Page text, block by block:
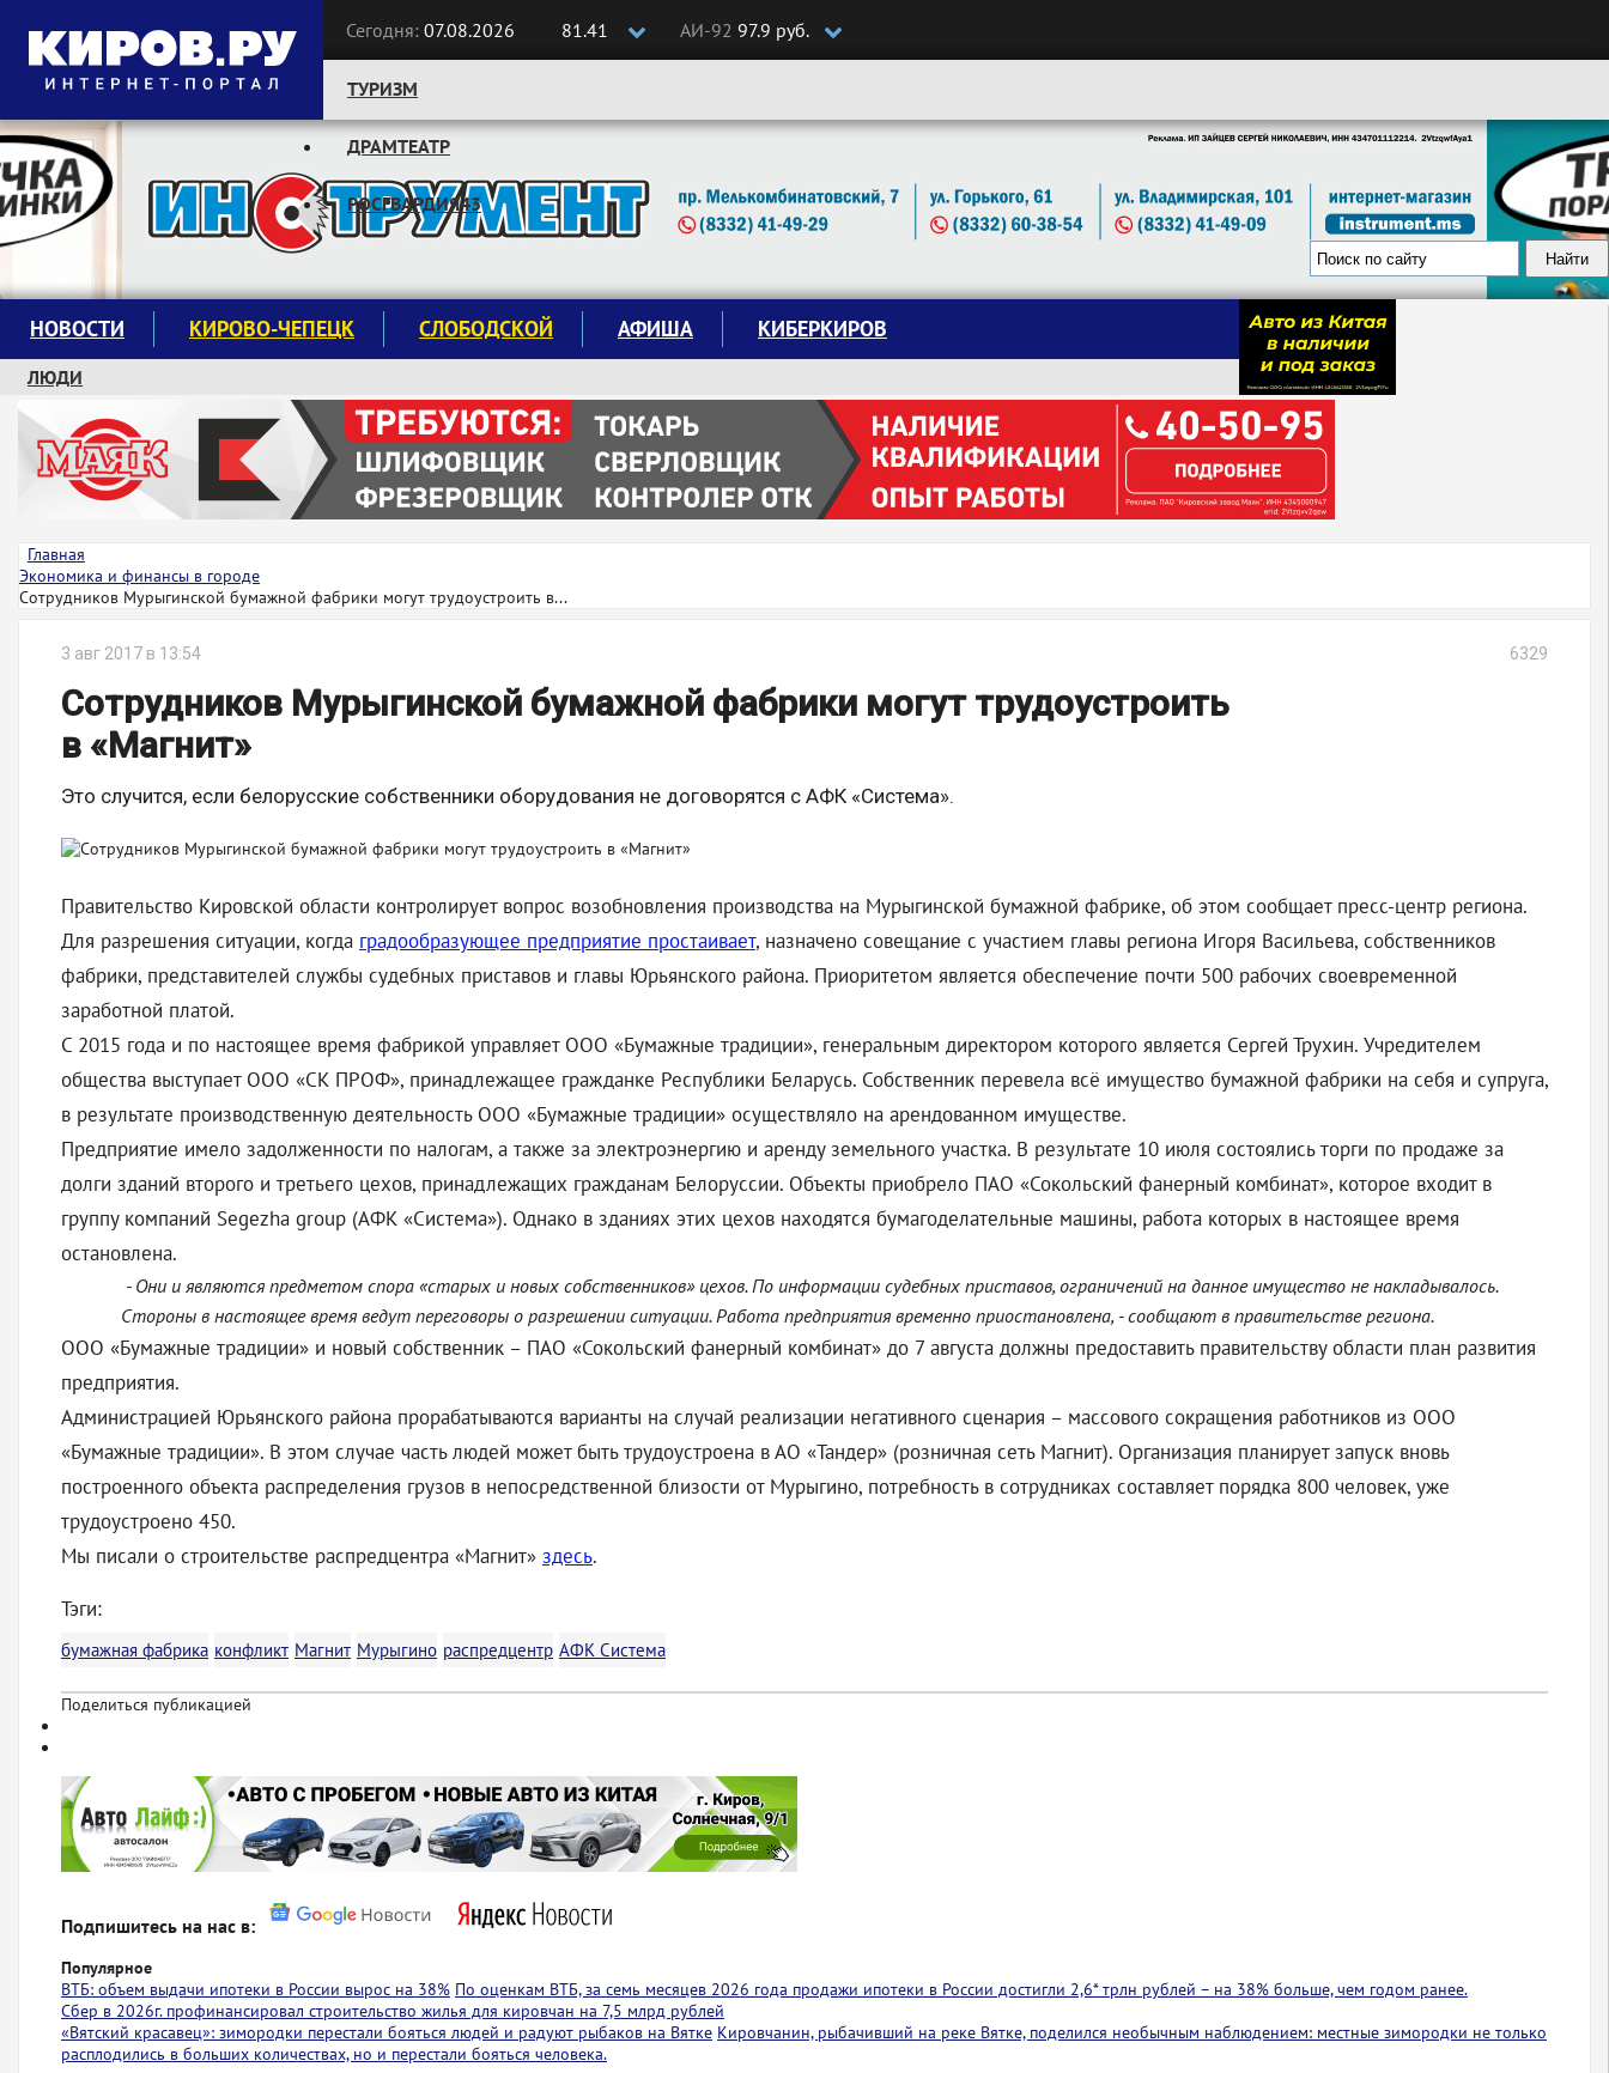
Сегодня: 07.08.2026 81.41 АИ-92 97.9 руб.
Следите за новостями:
ТУРИЗМ
ДРАМТЕАТР
РОСГВАРДИЯ43
НОВОСТИ КИРОВО-ЧЕПЕЦК СЛОБОДСКОЙ АФИША КИБЕРКИРОВ
ЛЮДИ
КРУЖКИ И СЕКЦИИ
ЗАВОДУ "МАЯК" 85 ЛЕТ
ЭКОЛОГИЯ
Главная
Экономика и финансы в городе
Сотрудников Мурыгинской бумажной фабрики могут трудоустроить в...
3 авг 2017 в 13:54 6329
Сотрудников Мурыгинской бумажной фабрики могут трудоустроить
в «Магнит»
Это случится, если белорусские собственники оборудования не договорятся с АФК «Система».
Правительство Кировской области контролирует вопрос возобновления производства на Мурыгинской бумажной фабрике, об этом сообщает пресс-центр региона.
Для разрешения ситуации, когда градообразующее предприятие простаивает, назначено совещание с участием главы региона Игоря Васильева, собственников
фабрики, представителей службы судебных приставов и главы Юрьянского района. Приоритетом является обеспечение почти 500 рабочих своевременной
заработной платой.
С 2015 года и по настоящее время фабрикой управляет ООО «Бумажные традиции», генеральным директором которого является Сергей Трухин. Учредителем
общества выступает ООО «СК ПРОФ», принадлежащее гражданке Республики Беларусь. Собственник перевела всё имущество бумажной фабрики на себя и супруга,
в результате производственную деятельность ООО «Бумажные традиции» осуществляло на арендованном имуществе.
Предприятие имело задолженности по налогам, а также за электроэнергию и аренду земельного участка. В результате 10 июля состоялись торги по продаже за
долги зданий второго и третьего цехов, принадлежащих гражданам Белоруссии. Объекты приобрело ПАО «Сокольский фанерный комбинат», которое входит в
группу компаний Segezha group (АФК «Система»). Однако в зданиях этих цехов находятся бумагоделательные машины, работа которых в настоящее время
остановлена.
- Они и являются предметом спора «старых и новых собственников» цехов. По информации судебных приставов, ограничений на данное имущество не накладывалось.
Стороны в настоящее время ведут переговоры о разрешении ситуации. Работа предприятия временно приостановлена, - сообщают в правительстве региона.
ООО «Бумажные традиции» и новый собственник – ПАО «Сокольский фанерный комбинат» до 7 августа должны предоставить правительству области план развития
предприятия.
Администрацией Юрьянского района прорабатываются варианты на случай реализации негативного сценария – массового сокращения работников из ООО
«Бумажные традиции». В этом случае часть людей может быть трудоустроена в АО «Тандер» (розничная сеть Магнит). Организация планирует запуск вновь
построенного объекта распределения грузов в непосредственной близости от Мурыгино, потребность в сотрудниках составляет порядка 800 человек, уже
трудоустроено 450.
Мы писали о строительстве распредцентра «Магнит» здесь.
Тэги:
бумажная фабрика конфликт Магнит Мурыгино распредцентр АФК Система
Поделиться публикацией
Подпишитесь на нас в:
Популярное
ВТБ: объем выдачи ипотеки в России вырос на 38% По оценкам ВТБ, за семь месяцев 2026 года продажи ипотеки в России достигли 2,6* трлн рублей – на 38% больше, чем годом ранее.
Сбер в 2026г. профинансировал строительство жилья для кировчан на 7,5 млрд рублей
«Вятский красавец»: зимородки перестали бояться людей и радуют рыбаков на Вятке Кировчанин, рыбачивший на реке Вятке, поделился необычным наблюдением: местные зимородки не только
расплодились в больших количествах, но и перестали бояться человека.